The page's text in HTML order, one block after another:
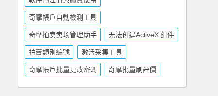
奇摩帳戶自動檢測工具
奇摩拍卖卖场管理助手 无法创建ActiveX 组件
拍賣類別編號 激活采集工具
奇摩帳戶批量更改密碼 奇摩批量刷評價